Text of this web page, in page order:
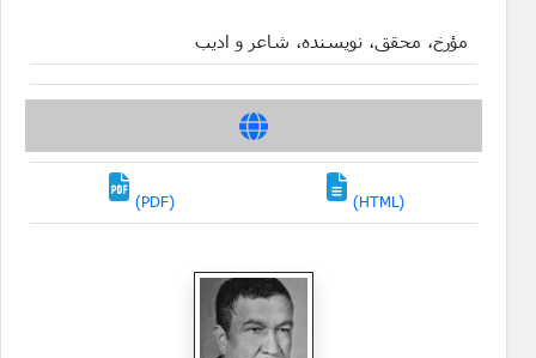
مؤرخ، محقق، نویسنده، شاعر و ادیب
(PDF) (HTML)